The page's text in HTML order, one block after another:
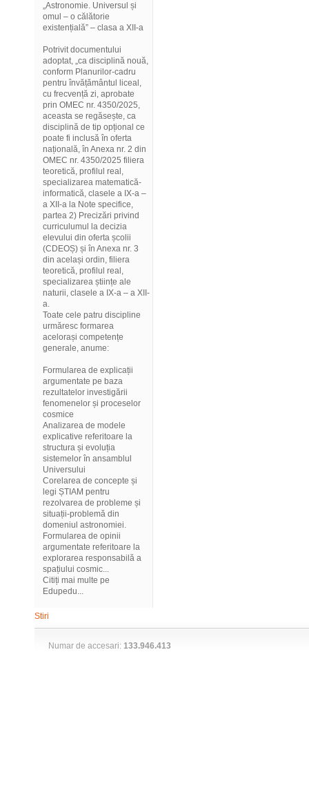
„Astronomie. Universul și
omul – o călătorie
existențială” – clasa a XII-a
Potrivit documentului
adoptat, „ca disciplină nouă,
conform Planurilor-cadru
pentru învățământul liceal,
cu frecvență zi, aprobate
prin OMEC nr. 4350/2025,
aceasta se regăsește, ca
disciplină de tip opțional ce
poate fi inclusă în oferta
națională, în Anexa nr. 2 din
OMEC nr. 4350/2025 filiera
teoretică, profilul real,
specializarea matematică-
informatică, clasele a IX-a –
a XII-a la Note specifice,
partea 2) Precizări privind
curriculumul la decizia
elevului din oferta școlii
(CDEOȘ) și în Anexa nr. 3
din același ordin, filiera
teoretică, profilul real,
specializarea științe ale
naturii, clasele a IX-a – a XII-
a.
Toate cele patru discipline
urmăresc formarea
acelorași competențe
generale, anume:
Formularea de explicații
argumentate pe baza
rezultatelor investigării
fenomenelor și proceselor
cosmice
Analizarea de modele
explicative referitoare la
structura și evoluția
sistemelor în ansamblul
Universului
Corelarea de concepte și
legi ȘTIAM pentru
rezolvarea de probleme și
situații-problemă din
domeniul astronomiei.
Formularea de opinii
argumentate referitoare la
explorarea responsabilă a
spațiului cosmic...
Citiți mai multe pe
Edupedu...
Stiri
Numar de accesari: 133.946.413